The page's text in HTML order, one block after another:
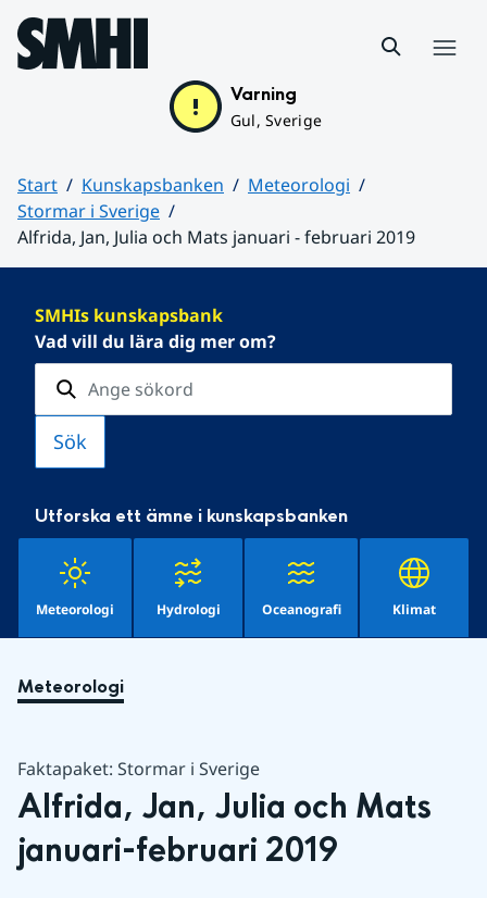
Hoppa till sidans innehåll
Varning
Gul, Sverige
Start Kunskapsbanken
Meteorologi
Stormar i Sverige
Alfrida, Jan, Julia och Mats januari - februari 2019
SMHIs kunskapsbank
Vad vill du lära dig mer om?
Utforska ett ämne i kunskapsbanken
Meteorologi Hydrologi Oceanografi Klimat
Meteorologi
Faktapaket: Stormar i Sverige
Alfrida, Jan, Julia och Mats
januari-februari 2019